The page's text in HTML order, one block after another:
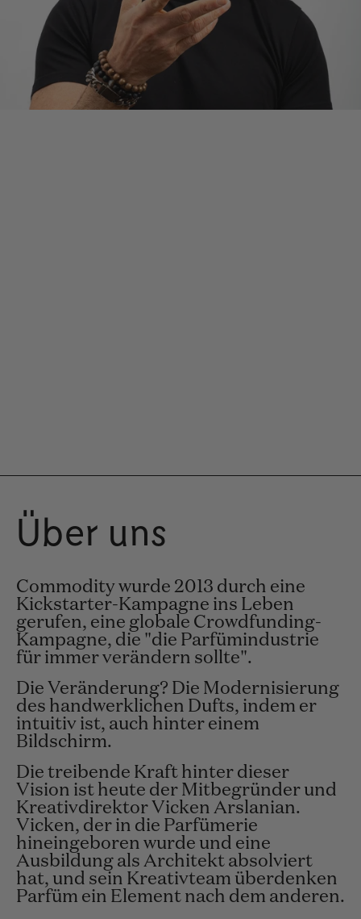
Über uns
Commodity wurde 2013 durch eine
Kickstarter-Kampagne ins Leben
gerufen, eine globale Crowdfunding-
Kampagne, die "die Parfümindustrie
für immer verändern sollte".
Die Veränderung? Die Modernisierung
des handwerklichen Dufts, indem er
intuitiv ist, auch hinter einem
Bildschirm.
Die treibende Kraft hinter dieser
Vision ist heute der Mitbegründer und
Kreativdirektor Vicken Arslanian.
Vicken, der in die Parfümerie
hineingeboren wurde und eine
Ausbildung als Architekt absolviert
hat, und sein Kreativteam überdenken
Parfüm ein Element nach dem anderen.